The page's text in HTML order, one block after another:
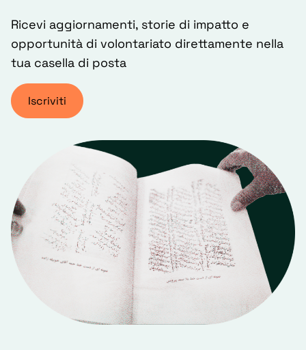
Ricevi aggiornamenti, storie di impatto e
opportunità di volontariato direttamente nella
tua casella di posta
Iscriviti